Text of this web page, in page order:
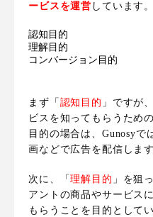
ービスを運営 しています。
認知目的
理解目的
コンバージョン目的
まず「 認知目的 」ですが、
ビスを知ってもらうため
目的の場合は、Gunosyで
画などで広告を配信します
次に、「理解目的 」を狙
アントの商品やサービス
もらう ことを目的としてい